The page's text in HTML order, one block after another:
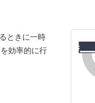
ときに一時
効率的に行